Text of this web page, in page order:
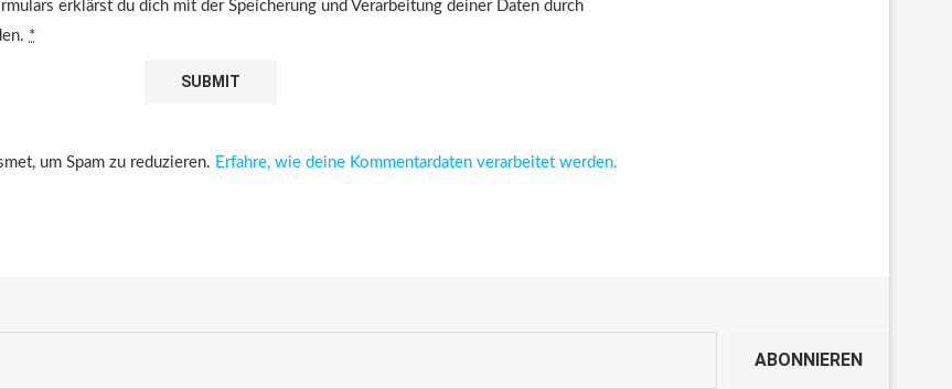
erklärst du dich mit der Speicherung und Verarbeitung deiner Daten durch
*
um Spam zu reduzieren. Erfahre, wie deine Kommentardaten verarbeitet werden.
ABONNIEREN